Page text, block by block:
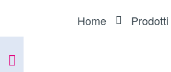
Home Prodotti